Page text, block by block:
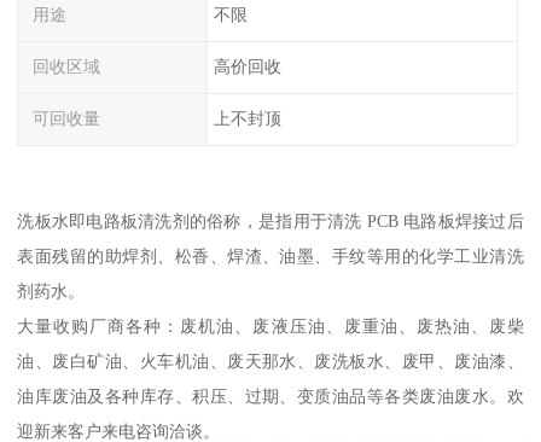
用途 不限
回收区域 高价回收
可回收量 上不封顶
洗板水即电路板清洗剂的俗称，是指用于清洗 PCB 电路板焊接过后
表面残留的助焊剂、松香、焊渣、油墨、手纹等用的化学工业清洗
剂药水。
大量收购厂商各种：废机油、废液压油、废重油、废热油、废柴
油、废白矿油、火车机油、废天那水、废洗板水、废甲、废油漆、
油库废油及各种库存、积压、过期、变质油品等各类废油废水。欢
迎新来客户来电咨询洽谈。